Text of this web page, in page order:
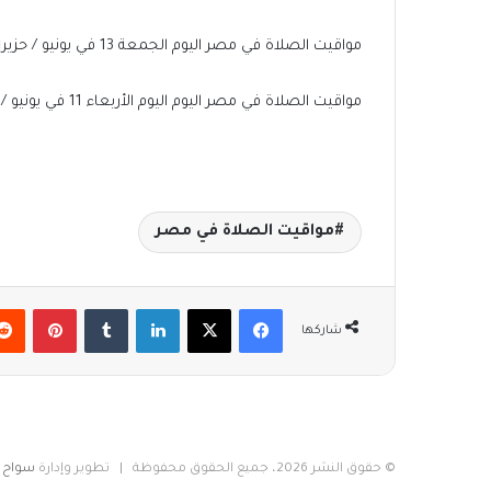
مواقيت الصلاة في مصر اليوم الجمعة 13 في يونيو / حزيران 2025
مواقيت الصلاة في مصر اليوم اليوم الأربعاء 11 في يونيو / حزيران 2025
مواقيت الصلاة في مصر
شاركها
فيسبوك‫X لينكدإن
© حقوق النشر 2026، جميع الحقوق محفوظة | تطوير وإدارة سواح